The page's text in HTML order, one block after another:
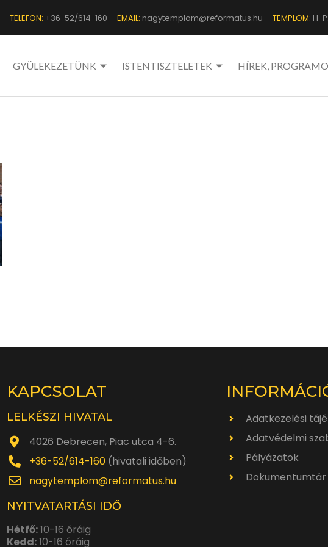
TELEFON: +36-52/614-160 EMAIL: nagytemplom@reformatus.hu TEMPLOM: H-
GYÜLEKEZETÜNK ISTENTISZTELETEK HÍREK,
KAPCSOLAT
LELKÉSZI HIVATAL
4026 Debrecen, Piac utca 4-6.
+36-52/614-160 (hivatali időben)
nagytemplom@reformatus.hu
NYITVATARTÁSI IDŐ
Hétfő:10-16 óráig
Kedd:10-16 óráig
Adatkezelési
Adatvédelmi
Pályázatok
Dokumentumtár